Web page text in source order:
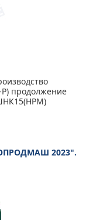
продолжение
2023".